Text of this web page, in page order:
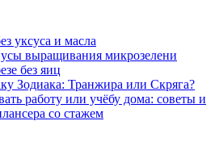
уксуса и масла
выращивания микрозелени
без яиц
Зодиака: Транжира или Скряга?
работу или учёбу дома: советы и
со стажем